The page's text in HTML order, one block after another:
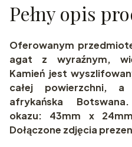
Pełny opis
Oferowanym
agat z wyraźnym,
Kamień jest
całej powierzchni,
afrykańska
okazu: 43mm x
Dołączone zdjęcia